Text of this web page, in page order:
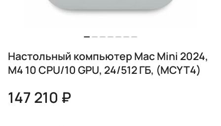
Настольный компьютер Mac Mini 2024,
M4 10 CPU/10 GPU, 24/512 ГБ, (MCYT4)
147 210 ₽